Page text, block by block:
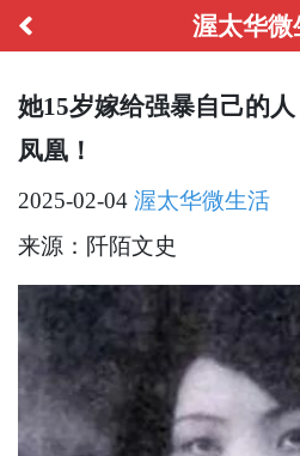
渥太华微
她15岁嫁给强暴自己的
凤凰！
2025-02-04 渥太华微生活
来源：阡陌文史